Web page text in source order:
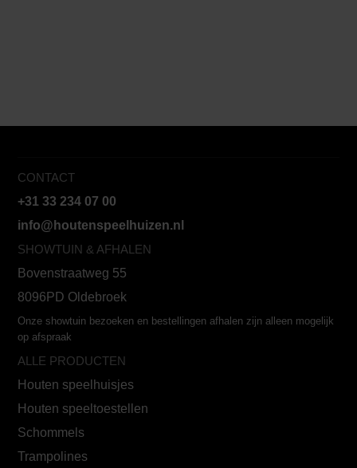
CONTACT
+31 33 234 07 00
info@houtenspeelhuizen.nl
SHOWTUIN & AFHALEN
Bovenstraatweg 55
8096PD Oldebroek
Onze showtuin bezoeken en bestellingen afhalen zijn alleen mogelijk
op afspraak
ALLE PRODUCTEN
Houten speelhuisjes
Houten speeltoestellen
Schommels
Trampolines